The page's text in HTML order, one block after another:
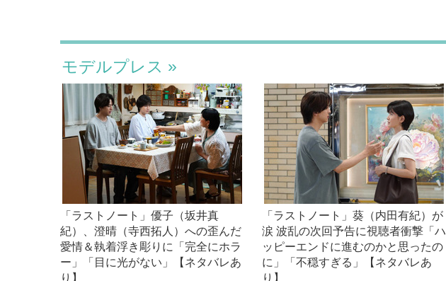
モデルプレス
「ラストノート」優子（坂井真
紀）、澄晴（寺西拓人）への歪んだ
愛情＆執着浮き彫りに「完全にホラ
ー」「目に光がない」【ネタバレあ
り】
「ラストノート」葵（内田有紀）が
涙 波乱の次回予告に視聴者衝撃「ハ
ッピーエンドに進むのかと思ったの
に」「不穏すぎる」【ネタバレあ
り】